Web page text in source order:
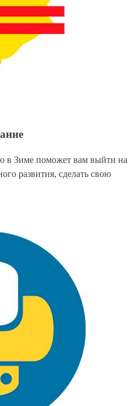
в Зиме поможет вам выйти на
развития, сделать свою